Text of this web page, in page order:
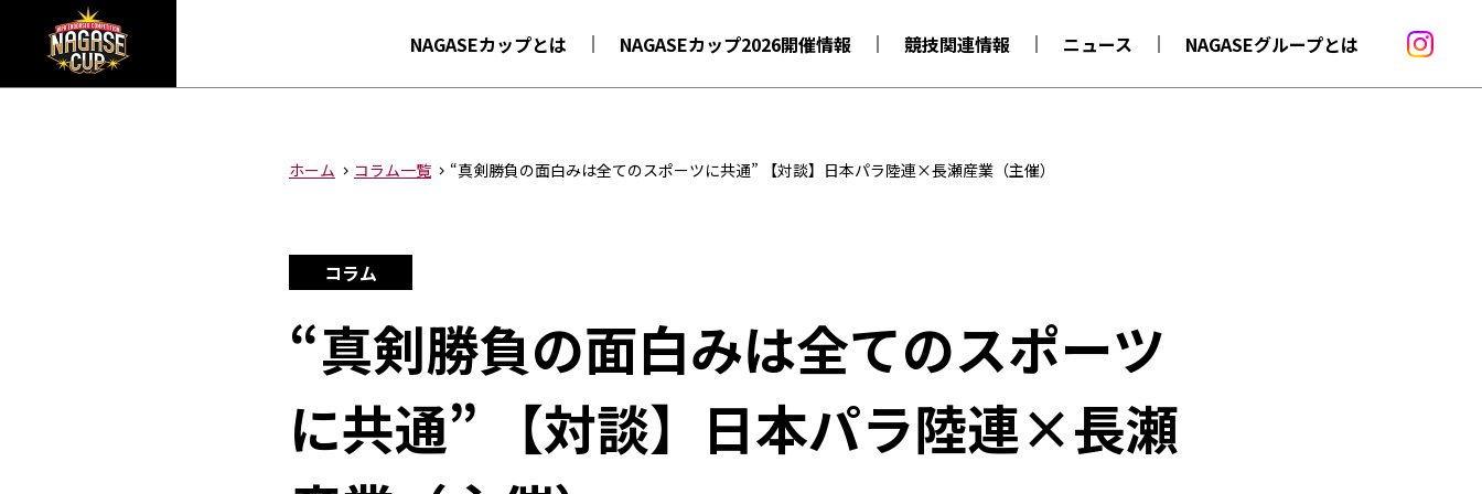
NAGASEカップとは NAGASEカップ2026開催情報 競技関連情報 ニュース NAGASEグループとは
ホーム コラム一覧 “真剣勝負の面白みは全てのスポーツに共通” 【対談】日本パラ陸連×長瀬産業（主催）
コラム
“真剣勝負の面白みは全てのスポーツ
に共通” 【対談】日本パラ陸連×長瀬